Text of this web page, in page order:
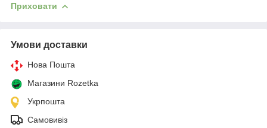
Приховати
Умови доставки
Нова Пошта
Магазини Rozetka
Укрпошта
Самовивіз